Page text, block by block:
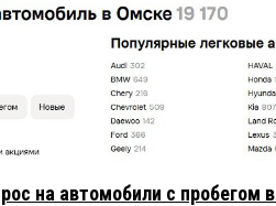
на автомобили с пробегом